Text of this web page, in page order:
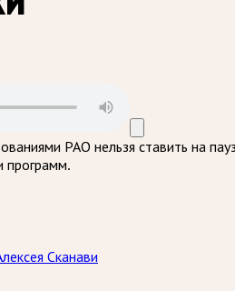
РАО нельзя ставить на
программ.
Сканави